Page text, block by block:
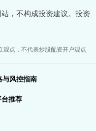
，不构成投资建议。投资
观点，不代表炒股配资开户观点
与风控指南
推荐